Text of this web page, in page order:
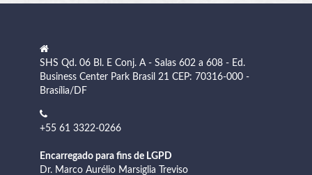
SHS Qd. 06 Bl. E Conj. A - Salas 602 a 608 - Ed.
Business Center Park Brasil 21 CEP: 70316-000 -
Brasília/DF
+55 61 3322-0266
Encarregado para fins de LGPD
Dr. Marco Aurélio Marsiglia Treviso